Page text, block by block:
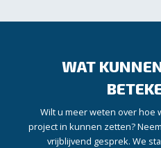
WAT
Wilt u meer weten over hoe
project in kunnen zetten?
vrijblijvend gesprek. We